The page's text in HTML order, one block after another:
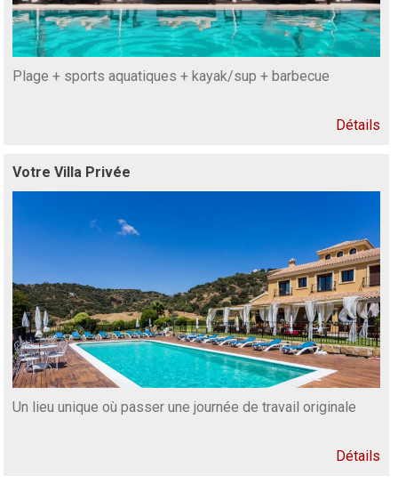
Plage + sports aquatiques + kayak/sup + barbecue
Détails
Votre Villa Privée
Un lieu unique où passer une journée de travail originale
Détails